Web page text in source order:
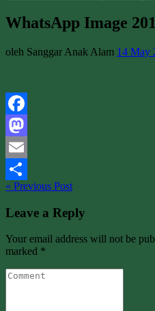
WhatsApp Image
oleh Sanggar Anak Alam 14 May
Facebook
Mastodon
Email
Share
« Previous Post
Leave a Reply
Your email address will not be
marked *